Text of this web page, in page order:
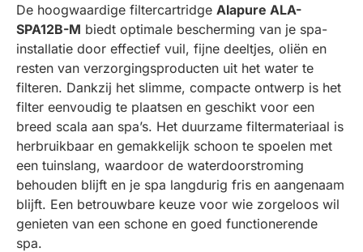
De hoogwaardige filtercartridge Alapure ALA-
SPA12B-M biedt optimale bescherming van je spa-
installatie door effectief vuil, fijne deeltjes, oliën en
resten van verzorgingsproducten uit het water te
filteren. Dankzij het slimme, compacte ontwerp is het
filter eenvoudig te plaatsen en geschikt voor een
breed scala aan spa’s. Het duurzame filtermateriaal is
herbruikbaar en gemakkelijk schoon te spoelen met
een tuinslang, waardoor de waterdoorstroming
behouden blijft en je spa langdurig fris en aangenaam
blijft. Een betrouwbare keuze voor wie zorgeloos wil
genieten van een schone en goed functionerende
spa.